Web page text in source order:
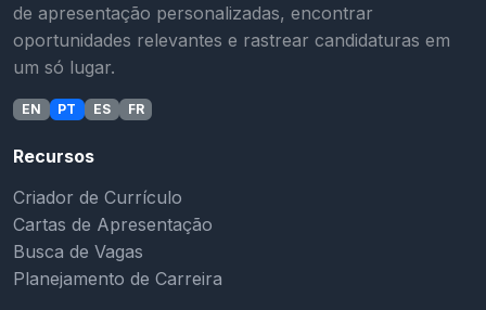
de apresentação personalizadas, encontrar
oportunidades relevantes e rastrear candidaturas em
um só lugar.
EN PT ES FR
Recursos
Criador de Currículo
Cartas de Apresentação
Busca de Vagas
Planejamento de Carreira